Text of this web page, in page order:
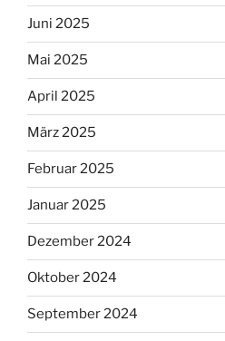
Juni 2025
Mai 2025
April 2025
März 2025
Februar 2025
Januar 2025
Dezember 2024
Oktober 2024
September 2024